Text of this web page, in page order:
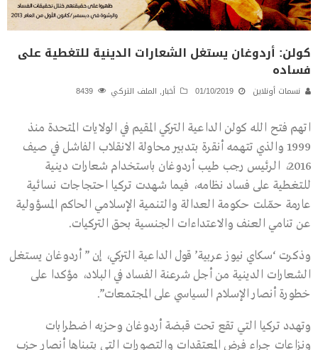
كولن: أردوغان يستغل الشعارات الدينية للتغطية على
فساده
نسمات أونلاين 01/10/2019 أخبار, الملف التركي
اتهم فتح الله كولن الداعية التركي المقيم في الولايات المتحدة منذ
1999 والذي تتهمه أنقرة بتدبير محاولة الانقلاب الفاشل في صيف
2016، الرئيس رجب طيب أردوغان باستخدام شعارات دينية
للتغطية على فساد نظامه، فيما شهدت تركيا احتجاجات نسائية
عارمة حمّلت حكومة العدالة والتنمية الإسلامي الحاكم المسؤولية
عن تنامي العنف والاعتداءات الجنسية بحق التركيات.
وذكرت ‘سكاي نيوز عربية’ قول الداعية التركي، إن ” أردوغان يستغل
الشعارات الدينية من أجل شرعنة الفساد في البلاد، مؤكدا على
خطورة أنصار الإسلام السياسي على المجتمعات”.
وتهدد تركيا التي تقع تحت قبضة أردوغان وحزبه اضطرابات
ونزاعات جراء فرض المعتقدات والتصورات التي يتبناها أنصار حزب